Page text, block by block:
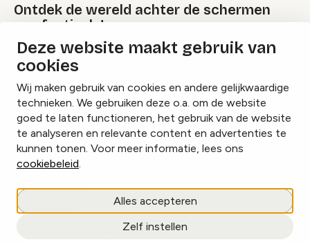
Deze website maakt gebruik van
cookies
Wij maken gebruik van cookies en andere gelijkwaardige
technieken. We gebruiken deze o.a. om de website
goed te laten functioneren, het gebruik van de website
te analyseren en relevante content en advertenties te
kunnen tonen. Voor meer informatie, lees ons
cookiebeleid.
Alles accepteren
Zelf instellen
Ontdek de wereld achter de schermen
van festivals!
Lees onze Festival Specials
InstagramFacebookLinkedIn
Cookies beheren
Privacy policy
copyright © 2026 Eventbranche.nl